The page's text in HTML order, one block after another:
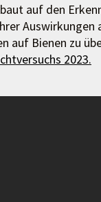
auf den
auf Bienen zu
2023.